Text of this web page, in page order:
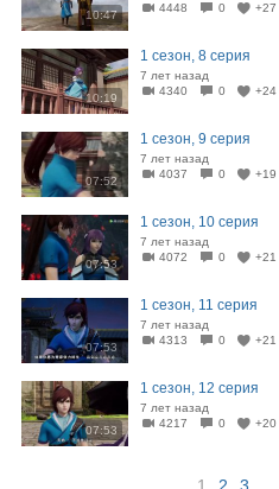
10:47
4448
0 +27
10:19
1 сезон, 8 серия
7 лет назад
4340
0 +24
07:52
1 сезон, 9 серия
7 лет назад
4037
0 +19
07:53
1 сезон, 10 серия
7 лет назад
4072
0 +21
07:53
1 сезон, 11 серия
7 лет назад
4313
0 +21
07:53
1 сезон, 12 серия
7 лет назад
4217
0 +20